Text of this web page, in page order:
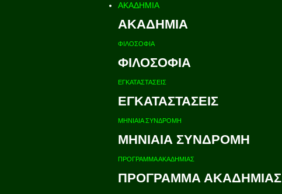
ΑΚΑΔΗΜΙΑ
ΑΚΑΔΗΜΙΑ
ΦΙΛΟΣΟΦΙΑ
ΦΙΛΟΣΟΦΙΑ
ΕΓΚΑΤΑΣΤΑΣΕΙΣ
ΕΓΚΑΤΑΣΤΑΣΕΙΣ
ΜΗΝΙΑΙΑ ΣΥΝΔΡΟΜΗ
ΜΗΝΙΑΙΑ ΣΥΝΔΡΟΜΗ
ΠΡΟΓΡΑΜΜΑ ΑΚΑΔΗΜΙΑΣ
ΠΡΟΓΡΑΜΜΑ ΑΚΑΔΗΜΙΑΣ